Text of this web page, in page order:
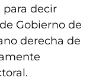
decir
Gobierno de
derecha de